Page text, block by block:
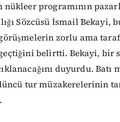
nükleer programının
Sözcüsü İsmail Bekayi,
zorlu ama
belirtti. Bekayi, bir
duyurdu. Batı
tur müzakerelerinin